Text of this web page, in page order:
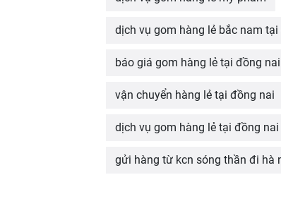
dịch vụ gom hàng lẻ bắc nam
báo giá gom hàng lẻ tại đồng nai
vận chuyển hàng lẻ tại đồng nai
dịch vụ gom hàng lẻ tại đồng nai
gửi hàng từ kcn sóng thần đi hà